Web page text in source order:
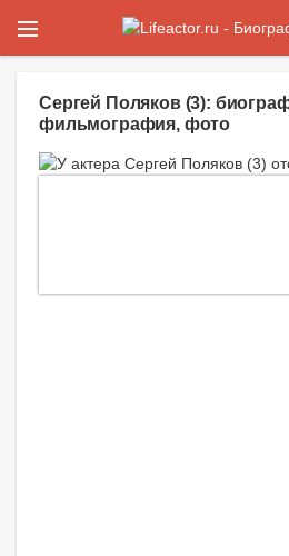
Сергей Поляков (3):
фильмография, фото